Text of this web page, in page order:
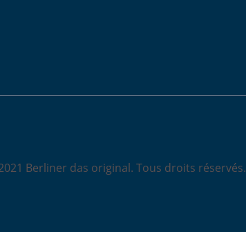
Berliner das original. Tous droits réservés.